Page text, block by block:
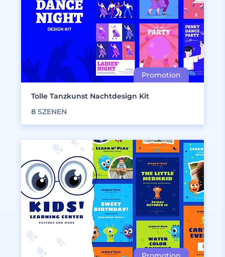
Tolle Tanzkunst Nachtdesign Kit
8 SZENEN